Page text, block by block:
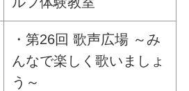
・第26回 歌声広場 ～み
んなで楽しく歌いましょ
う～